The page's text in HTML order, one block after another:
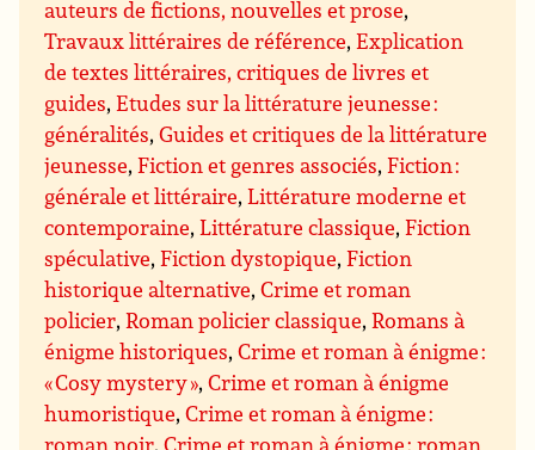
auteurs de fictions, nouvelles et prose,
Travaux littéraires de référence,Explication
de textes littéraires, critiques de livres et
guides,Etudes sur la littérature jeunesse :
généralités,Guides et critiques de la littérature
jeunesse,Fiction et genres associés,Fiction :
générale et littéraire,Littérature moderne et
contemporaine,Littérature classique,Fiction
spéculative,Fiction dystopique,Fiction
historique alternative,Crime et roman
policier,Roman policier classique,Romans à
énigme historiques,Crime et roman à énigme :
« Cosy mystery »,Crime et roman à énigme
humoristique,Crime et roman à énigme :
roman noir,Crime et roman à énigme : roman